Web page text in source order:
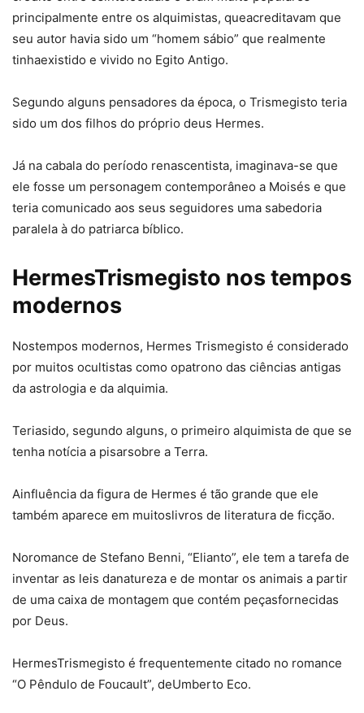
principalmente entre os alquimistas, queacreditavam que
seu autor havia sido um “homem sábio” que realmente
tinhaexistido e vivido no Egito Antigo.
Segundo alguns pensadores da época, o Trismegisto teria
sido um dos filhos do próprio deus Hermes.
Já na cabala do período renascentista, imaginava-se que
ele fosse um personagem contemporâneo a Moisés e que
teria comunicado aos seus seguidores uma sabedoria
paralela à do patriarca bíblico.
HermesTrismegisto nos tempos
modernos
Nostempos modernos, Hermes Trismegisto é considerado
por muitos ocultistas como opatrono das ciências antigas
da astrologia e da alquimia.
Teriasido, segundo alguns, o primeiro alquimista de que se
tenha notícia a pisarsobre a Terra.
Ainfluência da figura de Hermes é tão grande que ele
também aparece em muitoslivros de literatura de ficção.
Noromance de Stefano Benni, “Elianto”, ele tem a tarefa de
inventar as leis danatureza e de montar os animais a partir
de uma caixa de montagem que contém peçasfornecidas
por Deus.
HermesTrismegisto é frequentemente citado no romance
“O Pêndulo de Foucault”, deUmberto Eco.